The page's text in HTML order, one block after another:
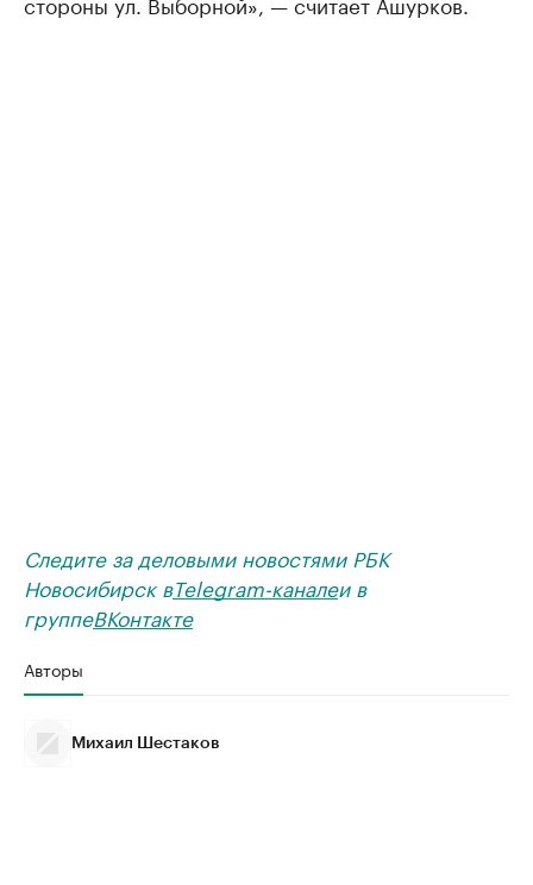
Следите за деловыми новостями РБК
Новосибирск вTelegram-каналеи в
группеВКонтакте
Авторы
Михаил Шестаков